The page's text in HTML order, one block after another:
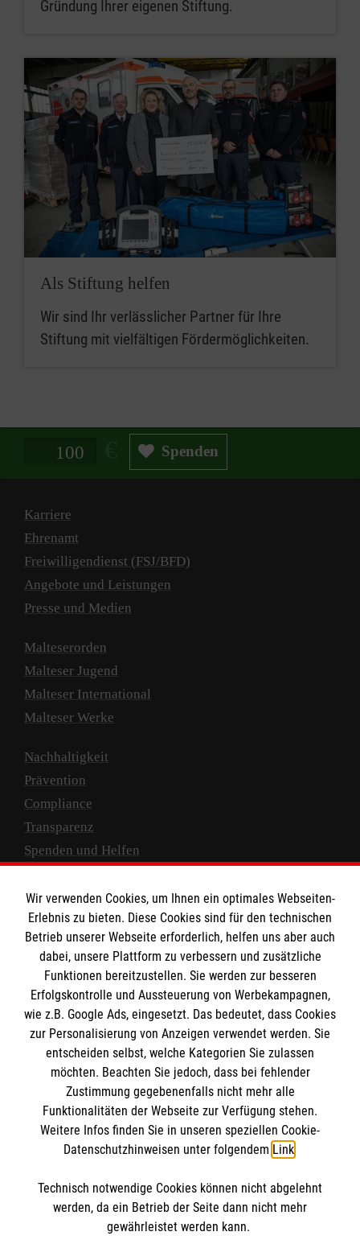
Gründung Ihrer eigenen Stiftung.
Als Stiftung helfen
Wir sind Ihr verlässlicher Partner für Ihre
Stiftung mit vielfältigen Fördermöglichkeiten.
Spendenbetrag in Euro Spenden
Karriere
Ehrenamt
Freiwilligendienst (FSJ/BFD)
Angebote und Leistungen
Presse und Medien
Malteserorden
Malteser Jugend
Malteser International
Malteser Werke
Nachhaltigkeit
Prävention
Compliance
Transparenz
Spenden und Helfen
Empfänger: Malteser Hilfsdienst e.V.
IBAN: DE10 3706 0120 1201 2000 12
BIC: GENODED 1PA7
Newsletter abonnieren
Cookies verwalten|AGB|Impressum|Datenschutz
Barrierefreiheit |Kontakt| Sharepoint|Mediathek
Wir verwenden Cookies, um Ihnen ein optimales Webseiten-
Erlebnis zu bieten. Diese Cookies sind für den technischen
Betrieb unserer Webseite erforderlich, helfen uns aber auch
dabei, unsere Plattform zu verbessern und zusätzliche
Funktionen bereitzustellen. Sie werden zur besseren
Erfolgskontrolle und Aussteuerung von Werbekampagnen,
wie z.B. Google Ads, eingesetzt. Das bedeutet, dass Cookies
zur Personalisierung von Anzeigen verwendet werden. Sie
entscheiden selbst, welche Kategorien Sie zulassen
möchten. Beachten Sie jedoch, dass bei fehlender
Zustimmung gegebenenfalls nicht mehr alle
Funktionalitäten der Webseite zur Verfügung stehen.
Weitere Infos finden Sie in unseren speziellen Cookie-
Datenschutzhinweisen unter folgendem Link.
Technisch notwendige Cookies können nicht abgelehnt
werden, da ein Betrieb der Seite dann nicht mehr
gewährleistet werden kann.